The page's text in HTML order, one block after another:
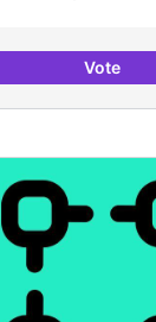
VoteArxiu